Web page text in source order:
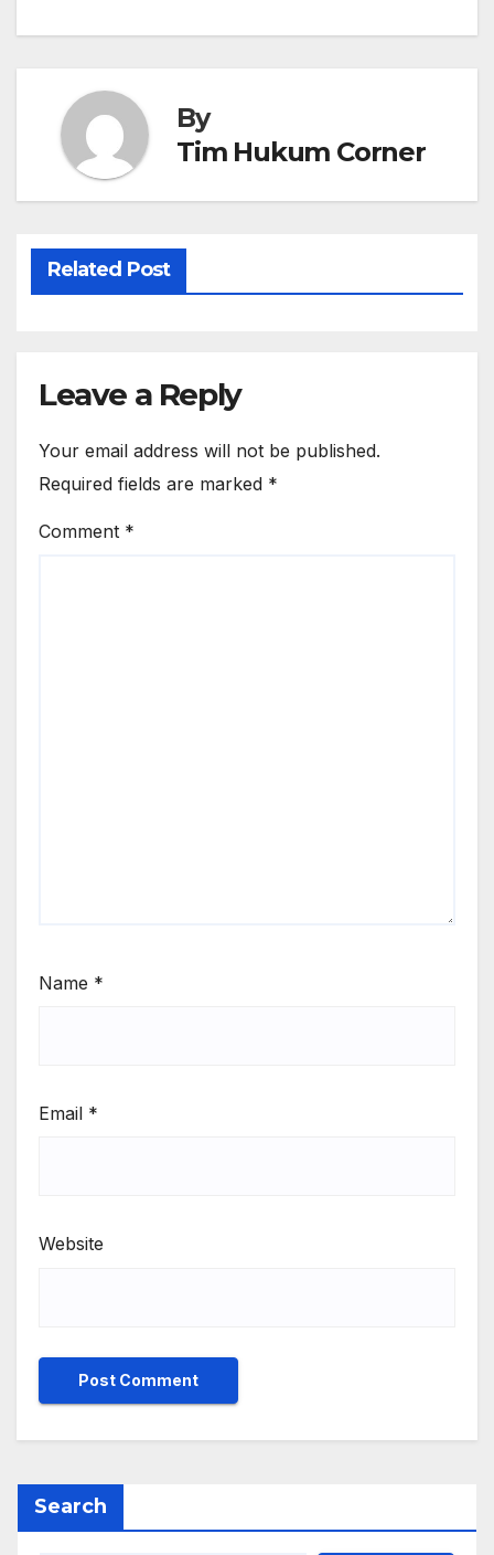
By
Tim Hukum Corner
Related Post
Leave a Reply
Your email address will not be published.
Required fields are marked *
Comment *
Name *
Email *
Website
Search